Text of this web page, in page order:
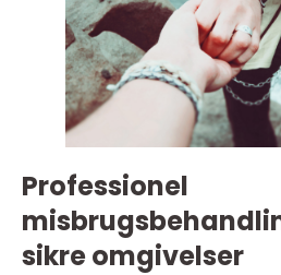
Professionel
sikre omgivelser